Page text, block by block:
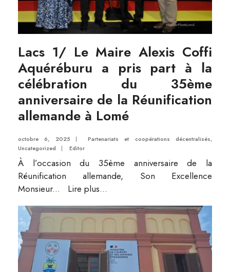
Lacs 1/ Le Maire Alexis Coffi
Aquéréburu a pris part à la
célébration du 35ème
anniversaire de la Réunification
allemande à Lomé
octobre 6, 2025 | Partenariats et coopérations décentralisés,
Uncategorized
| Editor
À l’occasion du 35ème anniversaire de la
Réunification allemande, Son Excellence
Monsieur... Lire plus...